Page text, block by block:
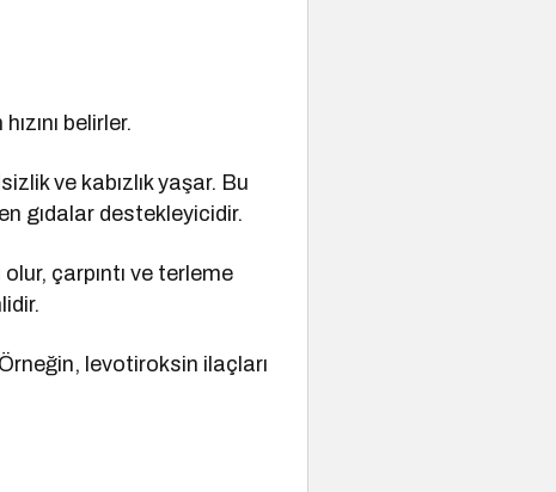
belirler.
ve kabızlık yaşar. Bu
gıdalar destekleyicidir.
çarpıntı ve terleme
levotiroksin ilaçları